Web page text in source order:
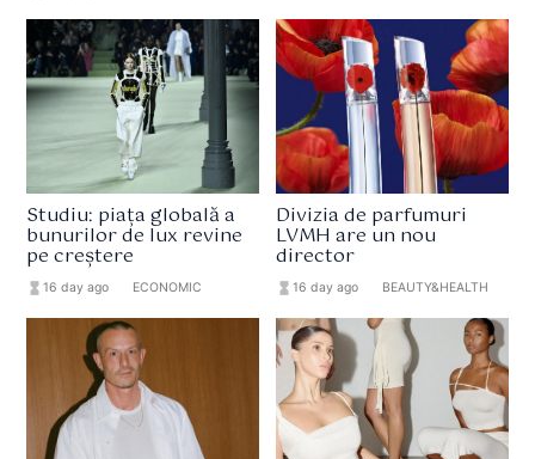
Studiu: piața globală a
bunurilor de lux revine
pe creștere
hourglass_full16 day ago ECONOMIC
Divizia de parfumuri
LVMH are un nou
director
hourglass_full 16 day ago BEAUTY&HEALTH